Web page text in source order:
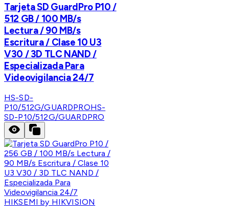
Tarjeta SD GuardPro P10 /
512 GB / 100 MB/s
Lectura / 90 MB/s
Escritura / Clase 10 U3
V30 / 3D TLC NAND /
Especializada Para
Videovigilancia 24/7
HS-SD-
P10/512G/GUARDPROHS-
SD-P10/512G/GUARDPRO
HIKSEMI by HIKVISION